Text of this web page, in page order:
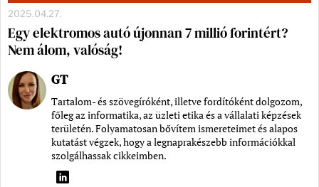
2025.04.27.
Egy elektromos autó újonnan 7 millió forintért?
Nem álom, valóság!
GT
Tartalom- és szövegíróként, illetve fordítóként dolgozom,
főleg az informatika, az üzleti etika és a vállalati képzések
területén. Folyamatosan bővítem ismereteimet és alapos
kutatást végzek, hogy a legnaprakészebb információkkal
szolgálhassak cikkeimben.